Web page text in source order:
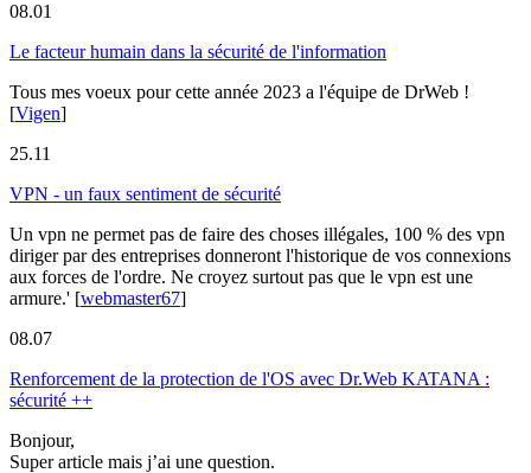
08.01
Le facteur humain dans la sécurité de l'information
Tous mes voeux pour cette année 2023 a l'équipe de DrWeb !
[Vigen]
25.11
VPN - un faux sentiment de sécurité
Un vpn ne permet pas de faire des choses illégales, 100 % des vpn
diriger par des entreprises donneront l'historique de vos connexions
aux forces de l'ordre. Ne croyez surtout pas que le vpn est une
armure.' [webmaster67]
08.07
Renforcement de la protection de l'OS avec Dr.Web KATANA :
sécurité ++
Bonjour,
Super article mais j’ai une question.